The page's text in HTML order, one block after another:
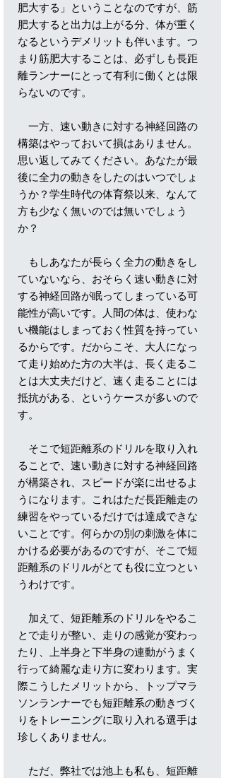
肥大する」ということなのですが、筋
肥大すると出力は上がる分、体が重く
なるというデメリットも伴います。つ
まり筋肥大することは、必ずしも長距
離ランナーにとって有利に働くとは限
らないのです。
一方、速い動きに対する神経回路の
構築はやっておいて損はありません。
思い返してみてください。あなたが最
後に全力の動きをしたのはいつでしょ
うか？学生時代の体育祭以来、なんて
方も少なく無いのでは無いでしょう
か？
もしあなたが長らく全力の動きをし
ていないなら、おそらく速い動きに対
する神経回路が眠ってしまっている可
能性が高いです。人間の体は、使わな
い機能はしまっておく性質を持ってい
るからです。だからこそ、大人になっ
て走り始めた方の大半は、長く走るこ
とは大丈夫だけど、速く走ることには
抵抗がある、というケースが多いので
す。
そこで短距離系のドリルを取り入れ
ることで、速い動きに対する神経回路
が構築され、スピードが楽に出せるよ
うになります。これはただ長距離走の
練習をやっているだけでは達成できな
いことです。何らかの別の刺激を体に
かける必要があるのですが、そこで短
距離系のドリルがとても役に立つとい
うわけです。
加えて、短距離系のドリルをやるこ
とで走りが整い、走りの感覚が変わっ
たり、上半身と下半身の連動がうまく
行って綺麗な走り方に変わります。実
際こうしたメリットから、トップマラ
ソンランナーでも短距離系の動きづく
りをトレーニングに取り入れる選手は
珍しくありません。
ただ、弊社では池上も私も、短距離